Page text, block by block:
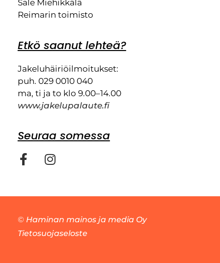
Sale Miehikkälä
Reimarin toimisto
Etkö saanut lehteä?
Jakeluhäiriöilmoitukset:
puh. 029 0010 040
ma, ti ja to klo 9.00–14.00
www.jakelupalaute.fi
Seuraa somessa
© Haminan mainos ja media Oy
Tietosuojaseloste